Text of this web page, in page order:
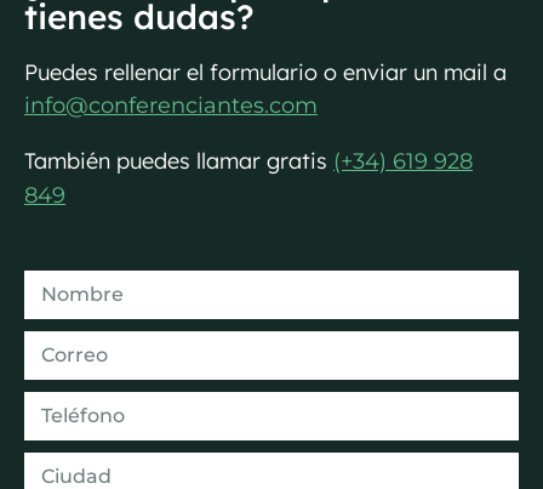
tienes dudas?
Puedes rellenar el formulario o enviar un mail a
info@conferenciantes.com
También puedes llamar gratis (+34) 619 928
849